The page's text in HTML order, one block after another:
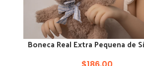
ADICIONAR AO CARRINHO
Boneca Real Extra Pequena de